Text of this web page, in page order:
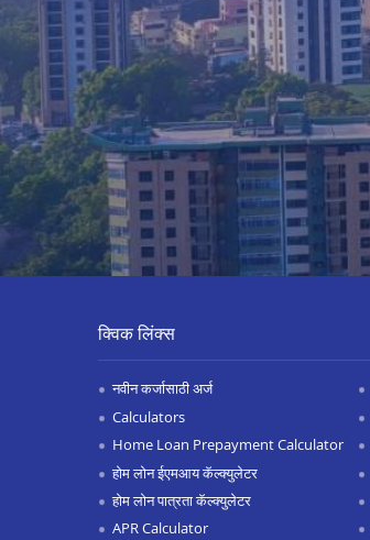
क्विक लिंक्स
नवीन कर्जासाठी अर्ज
Calculators
Home Loan Prepayment Calculator
होम लोन ईएमआय कॅल्क्युलेटर
होम लोन पात्रता कॅल्क्युलेटर
APR Calculator